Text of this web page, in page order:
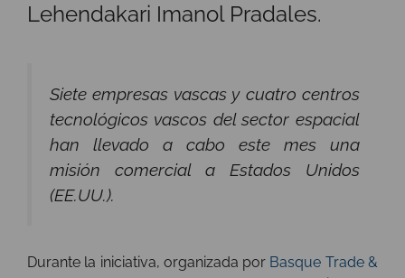
Lehendakari Imanol Pradales.
Siete empresas vascas y cuatro centros
tecnológicos vascos del sector espacial
han llevado a cabo este mes una
misión comercial a Estados Unidos
(EE.UU.).
Durante la iniciativa, organizada por Basque Trade &